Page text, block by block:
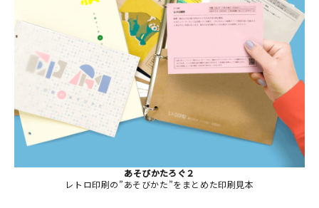
あそびかたろぐ２
レトロ印刷の”あそびかた”をまとめた印刷見本